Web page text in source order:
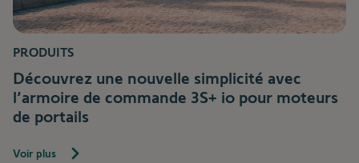
PRODUITS
Découvrez une nouvelle simplicité avec
l’armoire de commande 3S+ io pour moteurs
de portails
Voir plus